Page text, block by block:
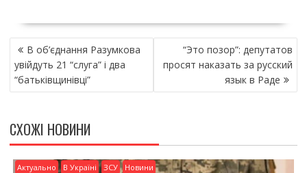
e
b
o
o
k
itt
er
ai
l
ді
т
ся
НАВІГАЦІЯ
ЗАПИСІВ
В об’єднання Разумкова
увійдуть 21 “слуга” і два
“батьківщинівці”
“Это позор”: депутатов
просят наказать за русский
язык в Раде
СХОЖІ НОВИНИ
Актуально В Україні ЗСУ Новини